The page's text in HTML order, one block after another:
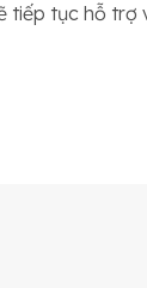
tiếp tục hỗ